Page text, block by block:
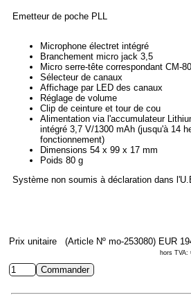
Emetteur de poche PLL
Microphone électret intégré
Branchement micro jack 3,5
Micro serre-tête correspondant CM-
Sélecteur de canaux
Affichage par LED des canaux
Réglage de volume
Clip de ceinture et tour de cou
Alimentation via l'accumulateur
intégré 3,7 V/1300 mAh (jusqu'à 14
fonctionnement)
Dimensions 54 x 99 x 17 mm
Poids 80 g
Système non soumis à déclaration dans
Prix unitaire (Article Nº mo-253080) EUR
hors TVA: